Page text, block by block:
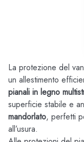
La protezione del
un allestimento
pianali in legno
superficie stabile e
mandorlato, perfetti
all’usura.